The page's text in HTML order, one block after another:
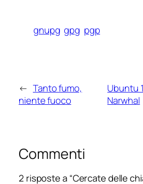
gnupg gpg pgp
← Tanto fumo,
niente fuoco
Ubuntu
Narwhal
Commenti
2 risposte a “Cercate delle